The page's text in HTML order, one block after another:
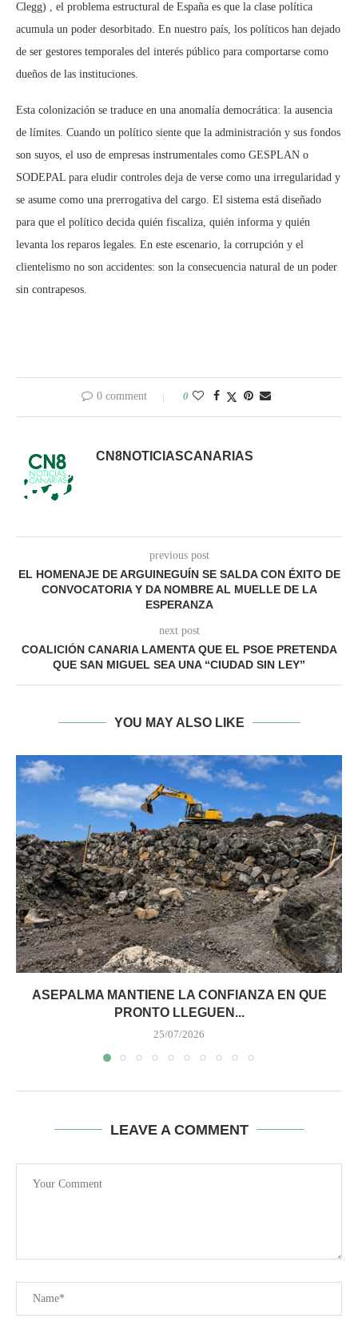
Clegg) , el problema estructural de España es que la clase política
acumula un poder desorbitado. En nuestro país, los políticos han dejado
de ser gestores temporales del interés público para comportarse como
dueños de las instituciones.
Esta colonización se traduce en una anomalía democrática: la ausencia
de límites. Cuando un político siente que la administración y sus fondos
son suyos, el uso de empresas instrumentales como GESPLAN o
SODEPAL para eludir controles deja de verse como una irregularidad y
se asume como una prerrogativa del cargo. El sistema está diseñado
para que el político decida quién fiscaliza, quién informa y quién
levanta los reparos legales. En este escenario, la corrupción y el
clientelismo no son accidentes: son la consecuencia natural de un poder
sin contrapesos.
0 comment 0
CN8NOTICIASCANARIAS
previous post
EL HOMENAJE DE ARGUINEGUÍN SE SALDA CON ÉXITO DE
CONVOCATORIA Y DA NOMBRE AL MUELLE DE LA
ESPERANZA
next post
COALICIÓN CANARIA LAMENTA QUE EL PSOE PRETENDA
QUE SAN MIGUEL SEA UNA “CIUDAD SIN LEY”
YOU MAY ALSO LIKE
ASEPALMA MANTIENE LA CONFIANZA EN QUE
PRONTO LLEGUEN...
25/07/2026
LEAVE A COMMENT